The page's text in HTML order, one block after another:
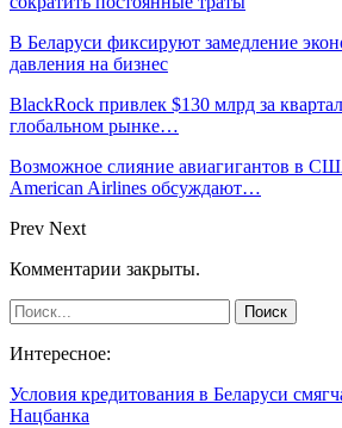
В Беларуси фиксируют замедление
давления на бизнес
BlackRock привлек $130 млрд за
глобальном рынке…
Возможное слияние авиагигантов в
American Airlines обсуждают…
Prev Next
Комментарии закрыты.
Интересное:
Условия кредитования в Беларуси
Нацбанка